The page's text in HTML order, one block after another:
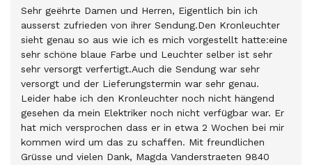
Sehr geëhrte Damen und Herren, Eigentlich bin ich
ausserst zufrieden von ihrer Sendung.Den Kronleuchter
sieht genau so aus wie ich es mich vorgestellt hatte:eine
sehr schöne blaue Farbe und Leuchter selber ist sehr
sehr versorgt verfertigt.Auch die Sendung war sehr
versorgt und der Lieferungstermin war sehr genau.
Leider habe ich den Kronleuchter noch nicht hängend
gesehen da mein Elektriker noch nicht verfügbar war. Er
hat mich versprochen dass er in etwa 2 Wochen bei mir
kommen wird um das zu schaffen. Mit freundlichen
Grüsse und vielen Dank, Magda Vanderstraeten 9840